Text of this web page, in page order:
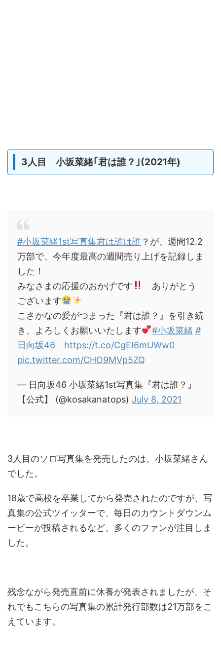
3人目 小坂菜緒｢君は誰？｣(2021年)
#小坂菜緒1st写真集君は誰は誰 ？が、週間12.2
万部で、今年度最高の週間売り上げを記録しま
した！
みなさまの応援のおかげです
ありがとう
ございます
こさかなの愛がつまった『君は誰？』を引き続
き、よろしくお願いいたします
#小坂菜緒 #
日向坂46
https://t.co/CgEI6mUWw0
pic.twitter.com/CHO9MVp5ZQ
— 日向坂46 小坂菜緒1st写真集『君は誰？』
【公式】 (@kosakanatops) July 8, 2021
3人目のソロ写真集を発売したのは、小坂菜緒さん
でした。
18歳で高校を卒業してから発売されたのですが、写
真集の公式ツイッターで、毎日のカウントダウンム
ービーが投稿されるなど、多くのファンが注目しま
した。
残念ながら発売直前に休養が発表されましたが、そ
れでもこちらの写真集の累計発行部数は21万部をこ
えています。